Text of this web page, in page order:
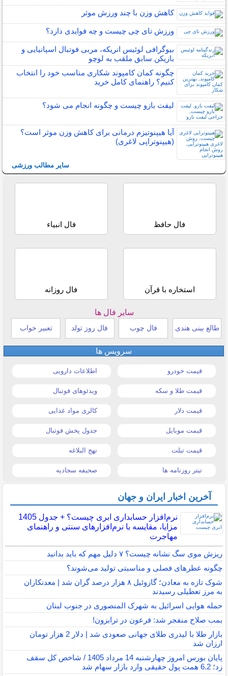
کاهش وزن با چند ورزش موثر
ورزش تای چی چیست و چه فوایدی دارد؟
بیوگرافی لوئیس انریکه، مربی فوتبال اسپانیایی و
بازیکن سابق ملقب به لوچو
چگونه کمان کامپوند شکاری مناسب خود را انتخاب
کنیم؟ راهنمای کامل خرید
لیفت بازو چیست و چگونه انجام می شود؟
آیا هیپنوتیزم درمانی برای کاهش وزن موثر است؟
(هیپنوتراپی لاغری)
سایر مطالب ورزشی
فال حافظ فال انبیاء
استخاره با قرآن فال روزانه
سایر فال ها
طالع بینی هندی فال چوب فال روز تولد تعبیر خواب
سرویس ها
قیمت خودرو اطلاعات دارویی
قیمت طلا و سکه ویدئوهای فوتبال
قیمت دلار کالری مواد غذایی
قیمت موبایل جدول پخش فوتبال
قیمت تبلت نهج البلاغه
تیتر روزنامه ها صحیفه سجادیه
آخرین اخبار ایران و جهان
نرم‌افزار حسابداری ابری چیست؟ + جدول 1405
مزایا، مقایسه با نرم‌افزارهای سنتی و راهنمای
مهاجرت
ریزش موی سگ نشانه چیست؟ ۷ دلیل مهم که باید بدانید
چگونه عطرهای فصلی و مناسبتی تولید می‌شوند؟
شوک تازه به معادن؛ گازوئیل ۸ هزار درصد گران شد | معدنکاران
به مرز تعطیلی رسیدند
حمله هوایی اسرائیل به شهرک المنصوری در جنوب لبنان
بمب صلاح منفجر شد: فرعون در ترابزون!
بازار طلا با لیدری طلای جهانی صعودی شد | دلار 2 هزار تومان
ارزان شد
پایان بورس امروز چهارشنبه 14 مرداد 1405 / شاخص کل سقف
زد؛ 6.2 همت پول حقیقی وارد بازار سهام شد